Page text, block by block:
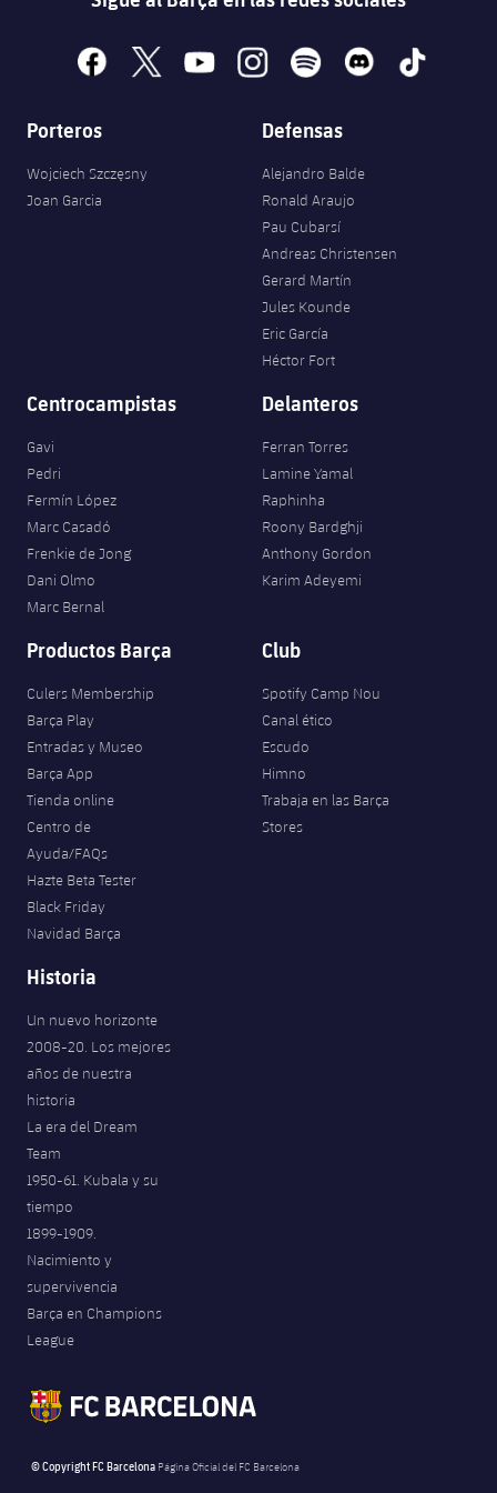
facebook
x youtubeinstagramspotify discord tiktok
Porteros
Wojciech Szczęsny
Joan Garcia
Defensas
Alejandro Balde
Ronald Araujo
Pau Cubarsí
Andreas Christensen
Gerard Martín
Jules Kounde
Eric García
Héctor Fort
Centrocampistas
Gavi
Pedri
Fermín López
Marc Casadó
Frenkie de Jong
Dani Olmo
Marc Bernal
Delanteros
Ferran Torres
Lamine Yamal
Raphinha
Roony Bardghji
Anthony Gordon
Karim Adeyemi
Productos Barça
Culers Membership
Barça Play
Entradas y Museo
Barça App
Tienda online
Centro de
Ayuda/FAQs
Hazte Beta Tester
Black Friday
Navidad Barça
Club
Spotify Camp Nou
Canal ético
Escudo
Himno
Trabaja en las Barça
Stores
Historia
Un nuevo horizonte
2008-20. Los mejores
años de nuestra
historia
La era del Dream
Team
1950-61. Kubala y su
tiempo
1899-1909.
Nacimiento y
supervivencia
Barça en Champions
League
© Copyright FC Barcelona Página Oficial del FC Barcelona